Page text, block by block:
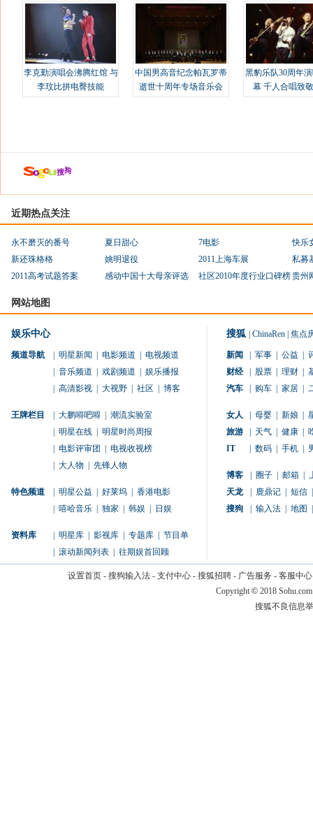
李克勤演唱会沸腾红馆 与
李玟比拼电臀技能
中国男高音纪念帕瓦罗蒂
逝世十周年专场音乐会
黑豹乐队30周年
幕 千人合唱致
近期热点关注
永不磨灭的番号 夏日甜心 7电影
快乐
新还珠格格
姚明退役 2011上海车展
私募
2011高考试题答案
感动中国十大母亲评选 社区2010年度行业口碑榜贵州
网站地图
娱乐中心
频道导航 明星新闻 电影频道
电视频道
音乐频道 戏剧频道
娱乐播报
高清影视 大视野 社区 博客
王牌栏目 大鹏嘚吧嘚
潮流实验室
明星在线
明星时尚周报
电影评审团
电视收视榜
大人物 先锋人物
特色频道 明星公益 好莱坞
香港电影
嘻哈音乐 独家 韩娱 日娱
资料库 明星库 影视库 专题库
节目单
滚动新闻列表 往期娱首回顾
搜狐 ChinaRen 焦点
新闻 军事 公益
财经
股票 理财
汽车
购车 家居
女人 母婴 新娘
旅游
天气 健康
IT
数码 手机
博客 圈子 邮箱
天龙
鹿鼎记 短信
搜狗
输入法 地图
设置首页- 搜狗输入法- 支付中心- 搜狐招聘- 广告服务 - 客服中心
Copyright © 2018
搜狐不良信息